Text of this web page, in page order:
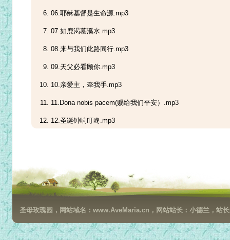
06.耶稣基督是生命源.mp3
07.如鹿渴慕溪水.mp3
08.来与我们此路同行.mp3
09.天父必看顾你.mp3
10.亲爱主，牵我手.mp3
11.Dona nobis pacem(赐给我们平安）.mp3
12.圣诞钟响叮咚.mp3
15.Holy Night(神圣静夜）.mp3
16.爱的真谛.mp3
17.传给人.mp3
18.播在这世界.mp3
圣母玫瑰园，网站域名：www.AveMaria.cn，网站站长：小德兰，